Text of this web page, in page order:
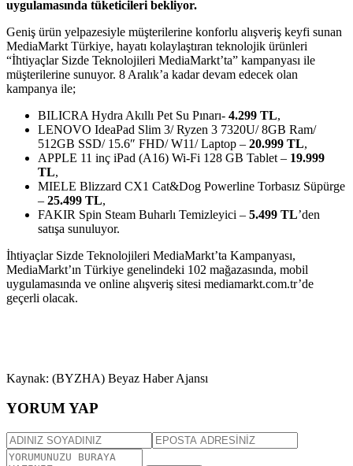
uygulamasında tüketicileri bekliyor.
Geniş ürün yelpazesiyle müşterilerine konforlu alışveriş keyfi sunan
MediaMarkt Türkiye, hayatı kolaylaştıran teknolojik ürünleri
“İhtiyaçlar Sizde Teknolojileri MediaMarkt’ta” kampanyası ile
müşterilerine sunuyor. 8 Aralık’a kadar devam edecek olan
kampanya ile;
BILICRA Hydra Akıllı Pet Su Pınarı- 4.299 TL,
LENOVO IdeaPad Slim 3/ Ryzen 3 7320U/ 8GB Ram/
512GB SSD/ 15.6″ FHD/ W11/ Laptop – 20.999 TL,
APPLE 11 inç iPad (A16) Wi-Fi 128 GB Tablet – 19.999
TL,
MIELE Blizzard CX1 Cat&Dog Powerline Torbasız Süpürge
– 25.499 TL,
FAKIR Spin Steam Buharlı Temizleyici – 5.499 TL’den
satışa sunuluyor.
İhtiyaçlar Sizde Teknolojileri MediaMarkt’ta Kampanyası,
MediaMarkt’ın Türkiye genelindeki 102 mağazasında, mobil
uygulamasında ve online alışveriş sitesi mediamarkt.com.tr’de
geçerli olacak.
Kaynak: (BYZHA) Beyaz Haber Ajansı
YORUM YAP